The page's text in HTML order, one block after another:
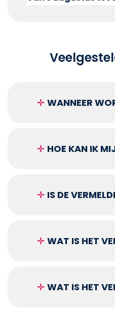
✛ WANNEER
✛ HOE KAN IK
✛ IS DE
✛ WAT IS HET
✛ WAT IS HET